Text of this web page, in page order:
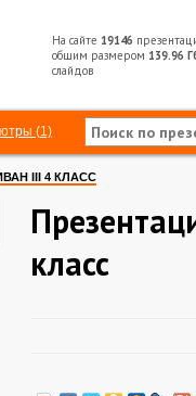
На сайте 19146
общим размером 139.96
слайдов
(1)
III 4 КЛАСС
класс